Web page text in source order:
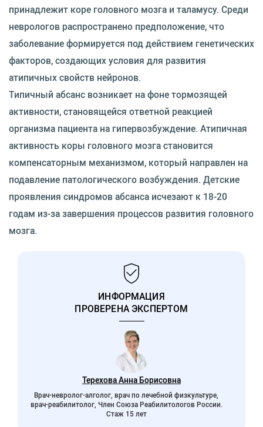
принадлежит коре головного мозга и таламусу. Среди
неврологов распространено предположение, что
заболевание формируется под действием генетических
факторов, создающих условия для развития
атипичных свойств нейронов.
Типичный абсанс возникает на фоне тормозящей
активности, становящейся ответной реакцией
организма пациента на гипервозбуждение. Атипичная
активность коры головного мозга становится
компенсаторным механизмом, который направлен на
подавление патологического возбуждения. Детские
проявления синдромов абсанса исчезают к 18-20
годам из-за завершения процессов развития головного
мозга.
ИНФОРМАЦИЯ
ПРОВЕРЕНА ЭКСПЕРТОМ
Терехова Анна Борисовна
Врач-невролог-алголог, врач по лечебной физкультуре,
врач-реабилитолог, Член Союза Реабилитологов России.
Стаж 15 лет